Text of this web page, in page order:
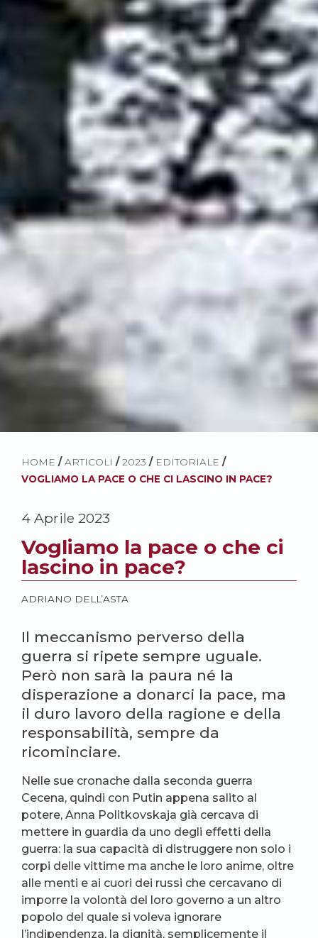
HOME / ARTICOLI / 2023 / EDITORIALE /
VOGLIAMO LA PACE O CHE CI LASCINO IN PACE?
4 Aprile 2023
Vogliamo la pace o che ci
lascino in pace?
ADRIANO DELL’ASTA
Il meccanismo perverso della
guerra si ripete sempre uguale.
Però non sarà la paura né la
disperazione a donarci la pace, ma
il duro lavoro della ragione e della
responsabilità, sempre da
ricominciare.
Nelle sue cronache dalla seconda guerra
Cecena, quindi con Putin appena salito al
potere, Anna Politkovskaja già cercava di
mettere in guardia da uno degli effetti della
guerra: la sua capacità di distruggere non solo i
corpi delle vittime ma anche le loro anime, oltre
alle menti e ai cuori dei russi che cercavano di
imporre la volontà del loro governo a un altro
popolo del quale si voleva ignorare
l’indipendenza, la dignità, semplicemente il